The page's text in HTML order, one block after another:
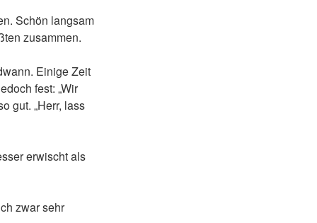
Schön langsam
zusammen.
Einige Zeit
fest: „Wir
gut. „Herr, lass
erwischt als
zwar sehr